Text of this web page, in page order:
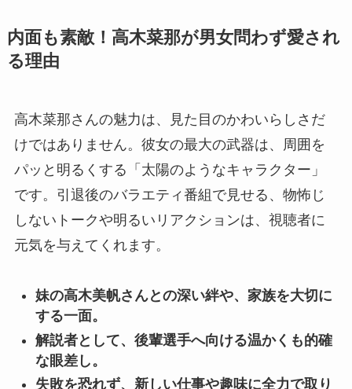
内面も素敵！高木菜那が男女問わず愛され
る理由
高木菜那さんの魅力は、見た目のかわいらしさだ
けではありません。彼女の最大の武器は、周囲を
パッと明るくする「太陽のようなキャラクター」
です。引退後のバラエティ番組で見せる、物怖じ
しないトークや明るいリアクションは、視聴者に
元気を与えてくれます。
妹の高木美帆さんとの深い絆や、家族を大切に
する一面。
解説者として、後輩選手へ向ける温かくも的確
な眼差し。
失敗を恐れず、新しい仕事や趣味に全力で取り